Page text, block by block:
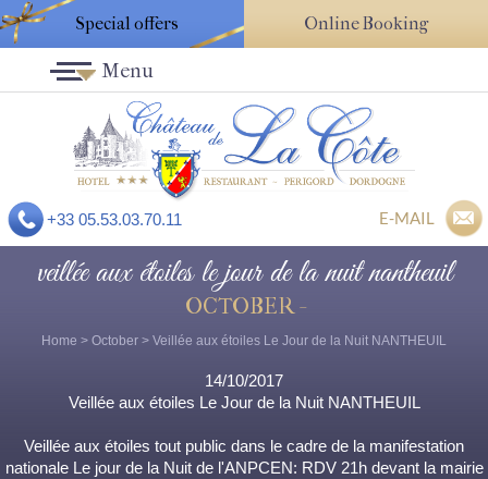
Special offers Online Booking
+33 05.53.03.70.11 E-MAIL
Menu
veillée aux étoiles le jour de la nuit nantheuil
OCTOBER -
Home > October > Veillée aux étoiles Le Jour de la Nuit NANTHEUIL
14/10/2017
Veillée aux étoiles Le Jour de la Nuit NANTHEUIL
Veillée aux étoiles tout public dans le cadre de la manifestation
nationale Le jour de la Nuit de l'ANPCEN: RDV 21h devant la mairie